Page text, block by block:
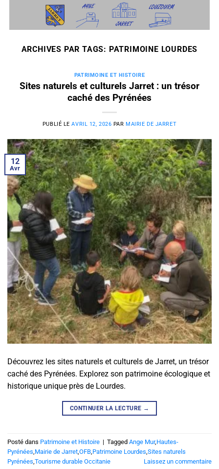
contenu
ARCHIVES PAR TAGS: PATRIMOINE LOURDES
PATRIMOINE ET HISTOIRE
Sites naturels et culturels Jarret : un trésor
caché des Pyrénées
PUBLIÉ LEAVRIL 12, 2026 PAR MAIRIE DE JARRET
12
Avr
Découvrez les sites naturels et culturels de Jarret, un trésor
caché des Pyrénées. Explorez son patrimoine écologique et
historique unique près de Lourdes.
CONTINUER LA LECTURE →
Posté dans Patrimoine et Histoire | Tagged Ange Mur,Hautes-
Pyrénées Mairie de Jarret OFB Patrimoine Lourdes Sites naturels
Pyrénées Tourisme durable Occitanie Laissez un commentaire